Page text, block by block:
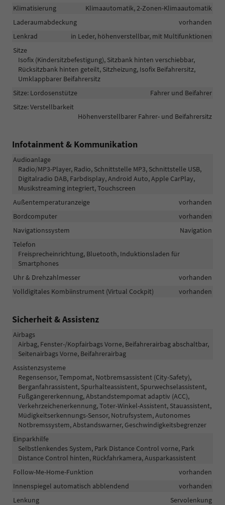
Klimatisierung
Klimaautomatik, 2-Zonen-Klimaautomatik
Laderaumabdeckung
vorhanden
Lenkrad
in Leder, höhenverstellbar, mit Multifunktionen
Sitze
Isofix (Kindersitzbefestigung), Sitzbank hinten verschiebbar,
Rücksitzbank hinten geteilt, Sitzheizung, Isofix Beifahrersitz,
Umklappbarer Beifahrersitz
Sitze: Lordosenstütze
Fahrer und Beifahrer
Sitze: Verstellbarkeit
Höhenverstellbarer Fahrer- und Beifahrersitz
Infotainment & Kommunikation
Audioanlage
Radio/MP3-Player, Radio, Schnittstelle MP3, Schnittstelle USB,
Digitalradio DAB, Farbdisplay, Android Auto, Apple CarPlay,
Musikstreaming integriert, Touchscreen
Außentemperaturanzeige
vorhanden
Bordcomputer
vorhanden
Navigationssystem
Navigation
Telefon
Freisprecheinrichtung, Bluetooth, Induktionsladen für
Smartphones
Uhr & Drehzahlmesser
vorhanden
Volldigitales Kombiinstrument (Virtual Cockpit)
vorhanden
Sicherheit & Assistenz
Airbags
Airbag, Fenster-/Kopfairbags Vorne, Beifahrerairbag abschaltbar,
Seitenairbags Vorne, Beifahrerairbag
Assistenzsysteme
Regensensor, Tempomat, Notbremsassistent (City-Safety),
Berganfahrassistent, Spurhalteassistent, Spurwechselassistent,
Fußgängererkennung, Abstandstempomat adaptiv (ACC),
Verkehrzeichenerkennung, Toter-Winkel-Assistent, Stauassistent,
Müdigkeitserkennungs-Sensor, Notrufsystem, Autonomes
Notbremssystem, Abstandswarner, Geschwindigkeitsbegrenzer
Einparkhilfe
Selbstlenkendes System, Park Distance Control vorne, Park
Distance Control hinten, Rückfahrkamera, Ausparkassistent
Follow-Me-Home-Funktion
vorhanden
Innenspiegel automatisch abblendend
vorhanden
Lenkung
Servolenkung